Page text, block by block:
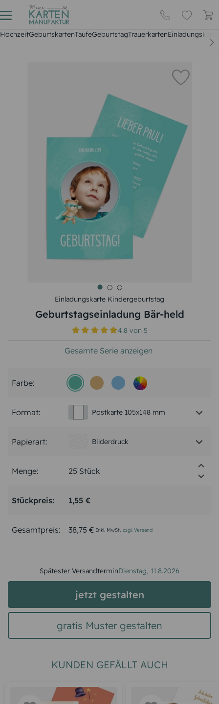
HochzeitGeburtskartenTaufeGeburtstagTrauerkarten
Einladungskarte Kindergeburtstag
Geburtstagseinladung Bär-held
4.8 von5
Gesamte Serie anzeigen
Farbe:
Format: Postkarte 105x148 mm
Papierart: Bilderdruck
Menge:
Stückpreis: 1,55 €
Gesamtpreis: 38,75 € Inkl. MwSt. zzgl. Versand
Spätester VersandterminDienstag, 11.8.2026
jetzt gestalten
gratis Muster gestalten
KUNDEN GEFÄLLT AUCH